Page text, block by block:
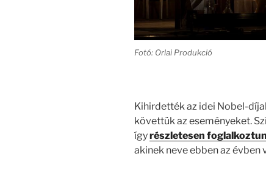
Fotó: Orlai Produkció
Kihirdették az idei Nobel-
követtük az eseményeket.
ígyrészletesen
akinek neve ebben az